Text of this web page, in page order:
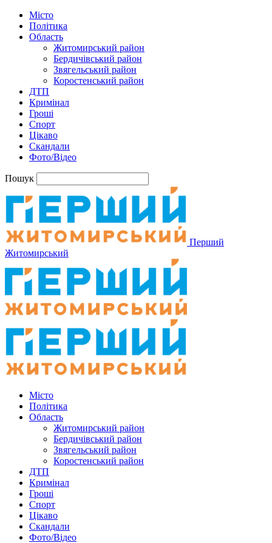
Місто
Політика
Область
Житомирський район
Бердичівський район
Звягельський район
Коростенський район
ДТП
Кримінал
Гроші
Спорт
Цікаво
Скандали
Фото/Відео
Пошук
Перший
Житомирський
Місто
Політика
Область
Житомирський район
Бердичівський район
Звягельський район
Коростенський район
ДТП
Кримінал
Гроші
Спорт
Цікаво
Скандали
Фото/Відео